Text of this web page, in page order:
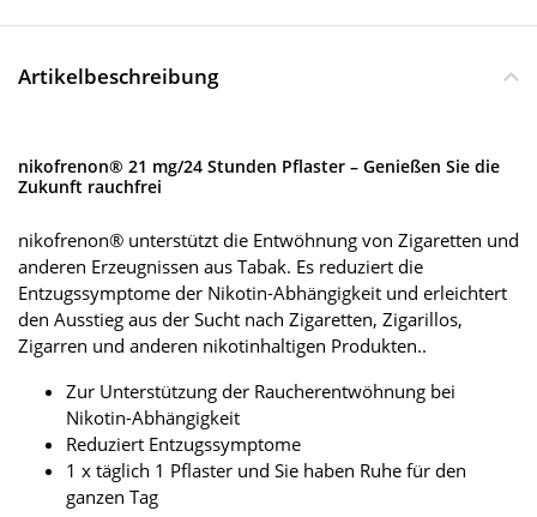
Artikelbeschreibung
nikofrenon® 21 mg/24 Stunden Pflaster – Genießen Sie die
Zukunft rauchfrei
nikofrenon® unterstützt die Entwöhnung von Zigaretten und
anderen Erzeugnissen aus Tabak. Es reduziert die
Entzugssymptome der Nikotin-Abhängigkeit und erleichtert
den Ausstieg aus der Sucht nach Zigaretten, Zigarillos,
Zigarren und anderen nikotinhaltigen Produkten..
Zur Unterstützung der Raucherentwöhnung bei
Nikotin-Abhängigkeit
Reduziert Entzugssymptome
1 x täglich 1 Pflaster und Sie haben Ruhe für den
ganzen Tag